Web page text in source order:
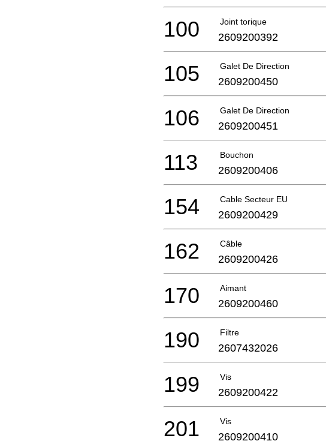
Joint torique
100 2609200392
Galet De Direction
105 2609200450
Galet De Direction
106 2609200451
Bouchon
113 2609200406
Cable Secteur EU
154 2609200429
Câble
162 2609200426
Aimant
170 2609200460
Filtre
190 2607432026
Vis
199 2609200422
Vis
201 2609200410